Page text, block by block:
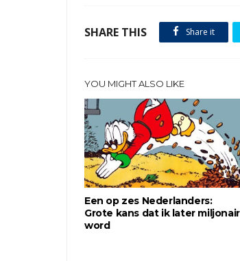
SHARE THIS Share it
YOU MIGHT ALSO LIKE
Een op zes Nederlanders:
Grote kans dat ik later miljonair
word